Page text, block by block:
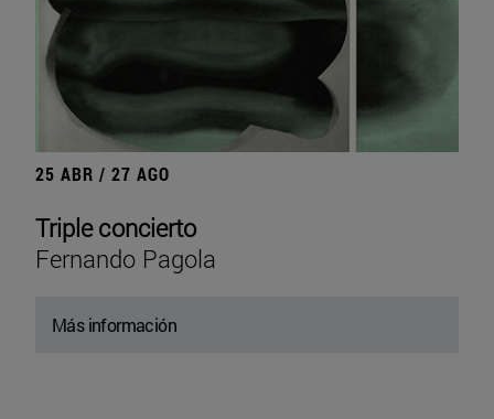
25 ABR / 27 AGO
Triple concierto
Fernando Pagola
Más información